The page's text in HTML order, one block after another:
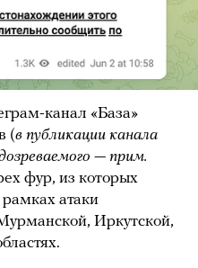
канал «База»
(в публикации канала
— прим.
фур, из которых
атаки
Иркутской,